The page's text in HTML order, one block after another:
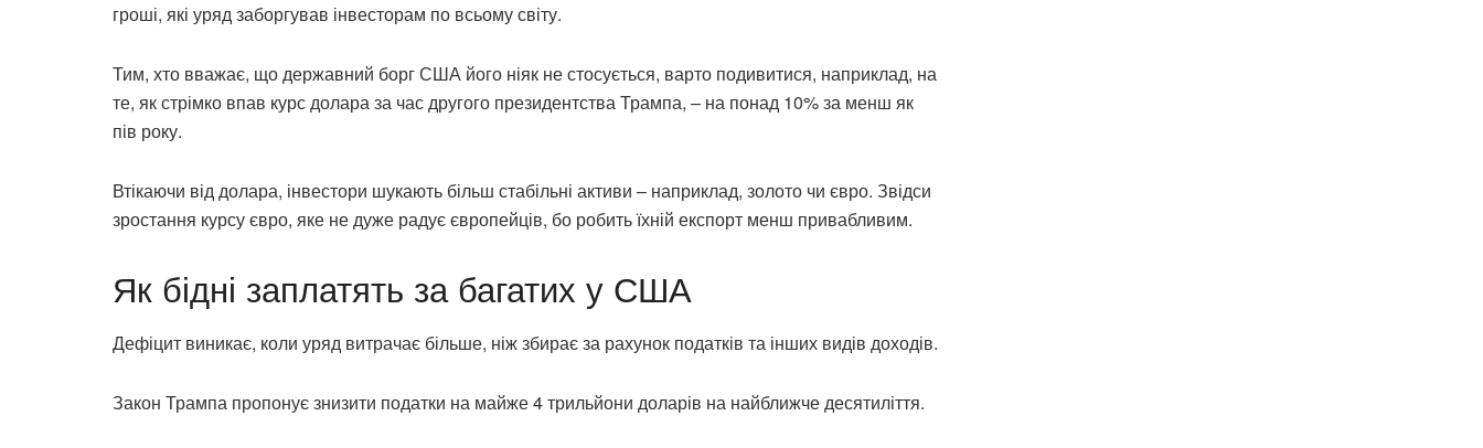
гроші, які уряд заборгував інвесторам по всьому світу.
Тим, хто вважає, що державний борг США його ніяк не стосується, варто подивитися, наприклад, на
те, як стрімко впав курс долара за час другого президентства Трампа, – на понад 10% за менш як
пів року.
Втікаючи від долара, інвестори шукають більш стабільні активи – наприклад, золото чи євро. Звідси
зростання курсу євро, яке не дуже радує європейців, бо робить їхній експорт менш привабливим.
Як бідні заплатять за багатих у США
Дефіцит виникає, коли уряд витрачає більше, ніж збирає за рахунок податків та інших видів доходів.
Закон Трампа пропонує знизити податки на майже 4 трильйони доларів на найближче десятиліття.